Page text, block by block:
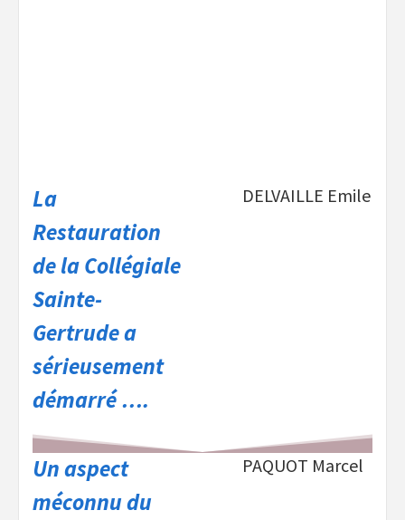
La
Restauration
de la Collégiale
Sainte-
Gertrude a
sérieusement
démarré ….
DELVAILLE Emile
Un aspect
méconnu du
PAQUOT Marcel